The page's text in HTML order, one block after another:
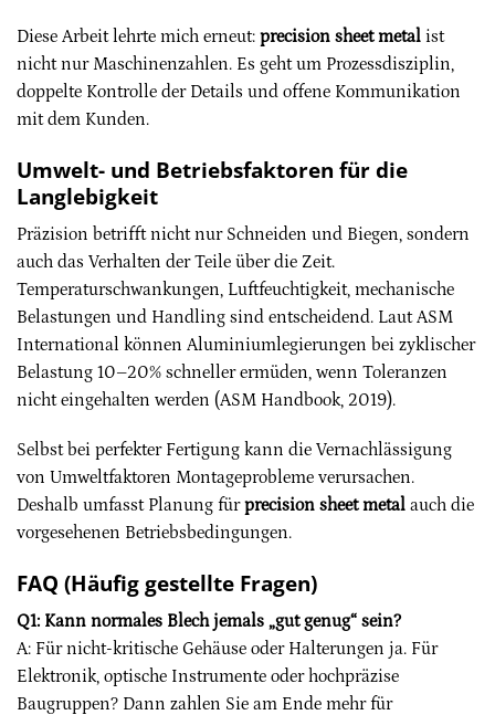
Diese Arbeit lehrte mich erneut: precision sheet metal ist
nicht nur Maschinenzahlen. Es geht um Prozessdisziplin,
doppelte Kontrolle der Details und offene Kommunikation
mit dem Kunden.
Umwelt- und Betriebsfaktoren für die
Langlebigkeit
Präzision betrifft nicht nur Schneiden und Biegen, sondern
auch das Verhalten der Teile über die Zeit.
Temperaturschwankungen, Luftfeuchtigkeit, mechanische
Belastungen und Handling sind entscheidend. Laut ASM
International können Aluminiumlegierungen bei zyklischer
Belastung 10–20% schneller ermüden, wenn Toleranzen
nicht eingehalten werden (ASM Handbook, 2019).
Selbst bei perfekter Fertigung kann die Vernachlässigung
von Umweltfaktoren Montageprobleme verursachen.
Deshalb umfasst Planung fürprecision sheet metal auch die
vorgesehenen Betriebsbedingungen.
FAQ (Häufig gestellte Fragen)
Q1: Kann normales Blech jemals „gut genug“ sein?
A: Für nicht-kritische Gehäuse oder Halterungen ja. Für
Elektronik, optische Instrumente oder hochpräzise
Baugruppen? Dann zahlen Sie am Ende mehr für